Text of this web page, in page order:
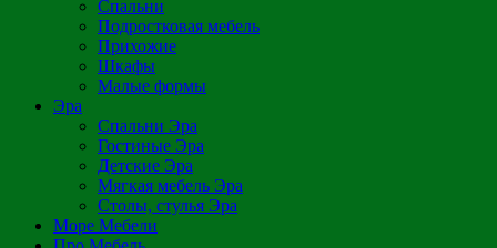
Спальни
Подростковая мебель
Прихожие
Шкафы
Малые формы
Эра
Спальни Эра
Гостиные Эра
Детские Эра
Мягкая мебель Эра
Столы, стулья Эра
Море Мебели